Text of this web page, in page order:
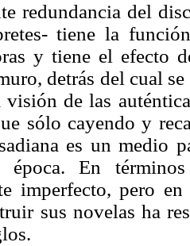
redundancia del
tiene la
y tiene el efecto
detrás del cual
de las
sólo cayendo y
es un medio
época. En
imperfecto, pero
sus novelas ha